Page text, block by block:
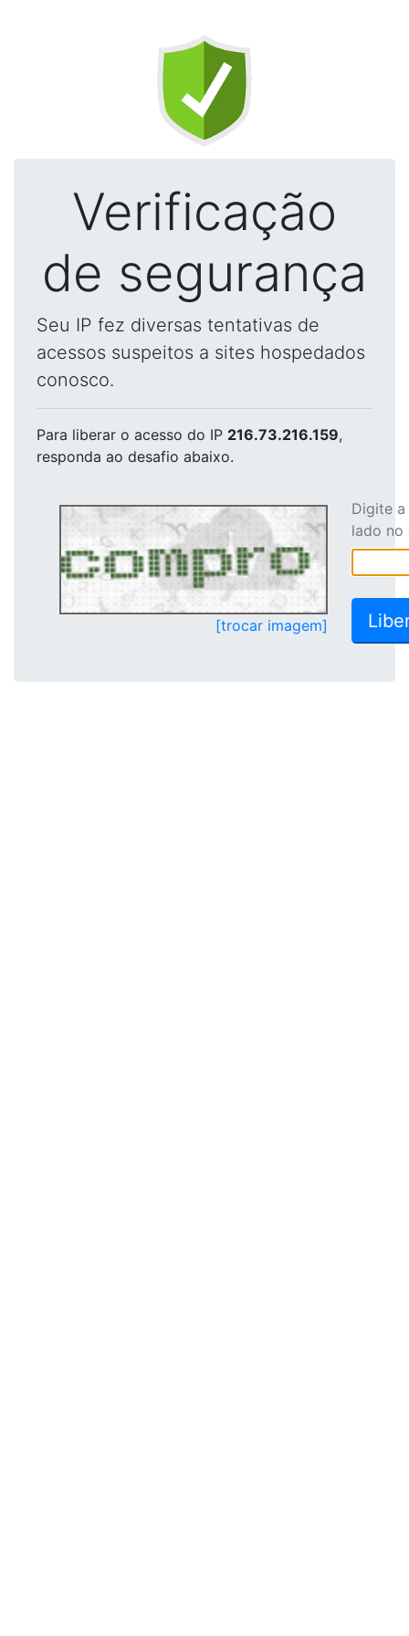
Verificação
de segurança
Seu IP fez diversas tentativas de
acessos suspeitos a sites hospedados
conosco.
Para liberar o acesso do IP 216.73.216.159,
responda ao desafio abaixo.
[trocar imagem]
Digite
lado no